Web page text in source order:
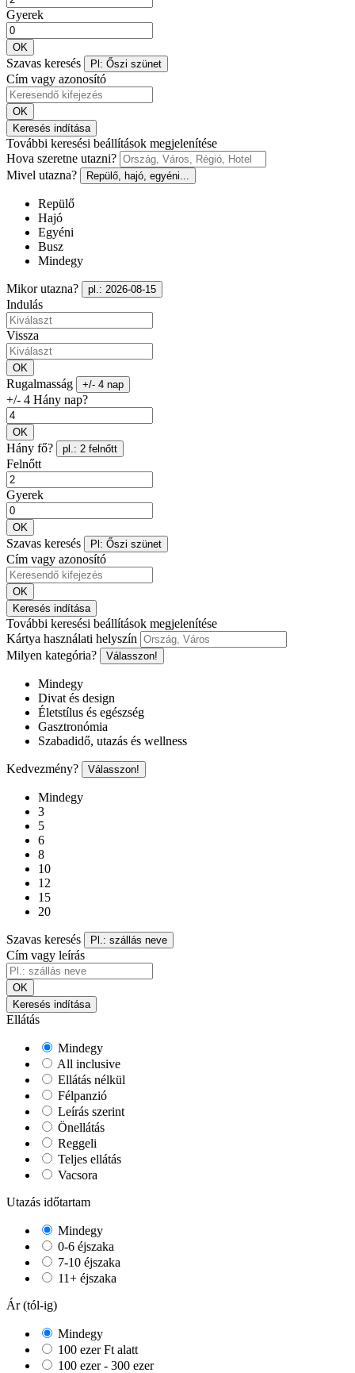
Gyerek
OK
Szavas keresés Pl: Őszi szünet
Cím vagy azonosító
OK
Keresés indítása
További keresési beállítások megjelenítése
Hova szeretne utazni?
Mivel utazna?
Repülő, hajó, egyéni...
Repülő
Hajó
Egyéni
Busz
Mindegy
Mikor utazna? pl.: 2026-08-15
Indulás
Vissza
OK
Rugalmasság +/- 4 nap
+/- 4 Hány nap?
OK
Hány fő? pl.: 2 felnőtt
Felnőtt
Gyerek
OK
Szavas keresés Pl: Őszi szünet
Cím vagy azonosító
OK
Keresés indítása
További keresési beállítások megjelenítése
Kártya használati helyszín
Milyen kategória?
Válasszon!
Mindegy
Divat és design
Életstílus és egészség
Gasztronómia
Szabadidő, utazás és wellness
Kedvezmény? Válasszon!
Mindegy
3
5
6
8
10
12
15
20
Szavas keresés Pl.: szállás neve
Cím vagy leírás
OK
Keresés indítása
Ellátás
Mindegy
All inclusive
Ellátás nélkül
Félpanzió
Leírás szerint
Önellátás
Reggeli
Teljes ellátás
Vacsora
Utazás időtartam
Mindegy
0-6 éjszaka
7-10 éjszaka
11+ éjszaka
Ár (tól-ig)
Mindegy
100 ezer Ft alatt
100 ezer - 300 ezer